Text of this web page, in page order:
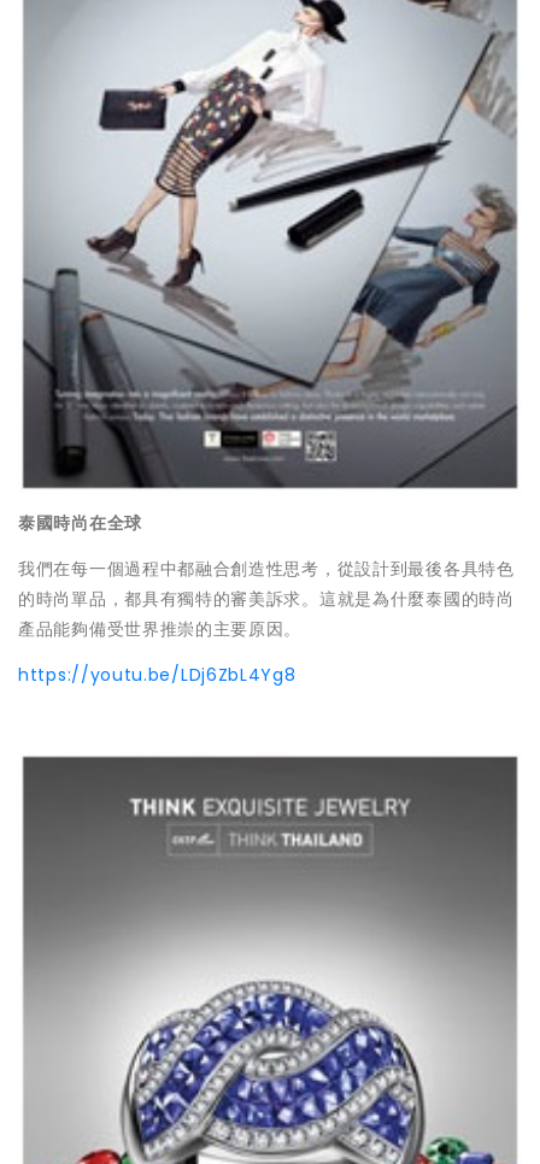
泰國時尚在全球
我們在每一個過程中都融合創造性思考，從設計到最後各具特色
的時尚單品，都具有獨特的審美訴求。這就是為什麼泰國的時尚
產品能夠備受世界推崇的主要原因。
https://youtu.be/LDj6ZbL4Yg8